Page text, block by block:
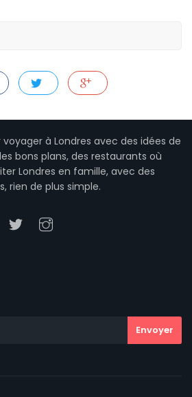
à Londres avec des idées de
bons plans, des restaurants où
Londres en famille, avec des
rien de plus simple.